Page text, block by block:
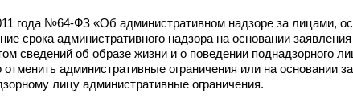
года №64-ФЗ «Об административном надзоре за лицами,
срока административного надзора на основании
сведений об образе жизни и о поведении поднадзорного
административные ограничения или на основании
лицу административные ограничения.